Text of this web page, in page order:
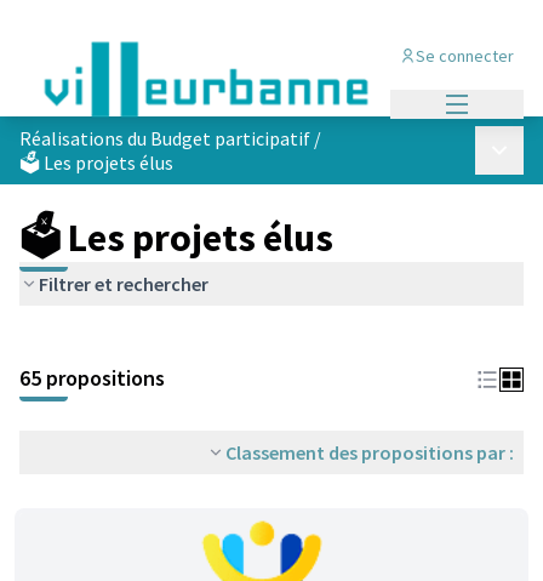
Se connecter
Réalisations du Budget participatif /
🗳️ Les projets élus
🗳️ Les projets élus
Filtrer et rechercher
+
−
65 propositions
Classement des propositions par :